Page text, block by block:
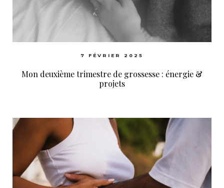
7 FÉVRIER 2025
Mon deuxième trimestre de grossesse : énergie &
projets